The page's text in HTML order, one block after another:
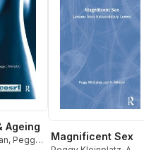
Ageing
, Peggy
Magnificent Sex